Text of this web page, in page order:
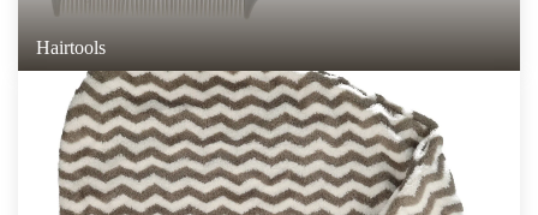
Hairtools